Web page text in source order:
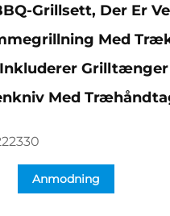
Grillsett, Der Er
Med
Grilltænger
Med
Anmodning